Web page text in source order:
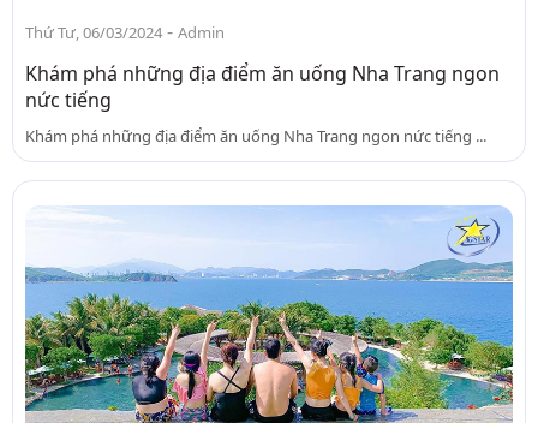
Thứ Tư, 06/03/2024 - Admin
Khám phá những địa điểm ăn uống Nha Trang ngon
nức tiếng
Khám phá những địa điểm ăn uống Nha Trang ngon nức tiếng ...